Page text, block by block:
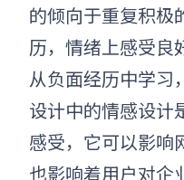
的倾向于重复积极
历，情绪上感受良
从负面经历中学习
设计中的情感设计
感受，它可以影响
也影响着用户对企